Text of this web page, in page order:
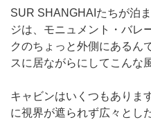
SUR SHANGHAIたちが泊
ジは、モニュメント・バレ
クのちょっと外側にあるん
スに居ながらにしてこんな
キャビンはいくつもありま
に視界が遮られず広々とし